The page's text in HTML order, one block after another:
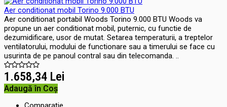
Aer conditionat mobil Torino 9.000 BTU
Aer conditionat portabil Woods Torino 9.000 BTU Woods va
propune un aer conditionat mobil, puternic, cu functie de
dezumidificare, usor de mutat. Setarea temperaturii, a treptelor
ventilatorului, modului de functionare sau a timerului se face cu
usurinta de pe panoul contral sau din telecomanda. ..
1.658,34 Lei
Adaugă în Coş